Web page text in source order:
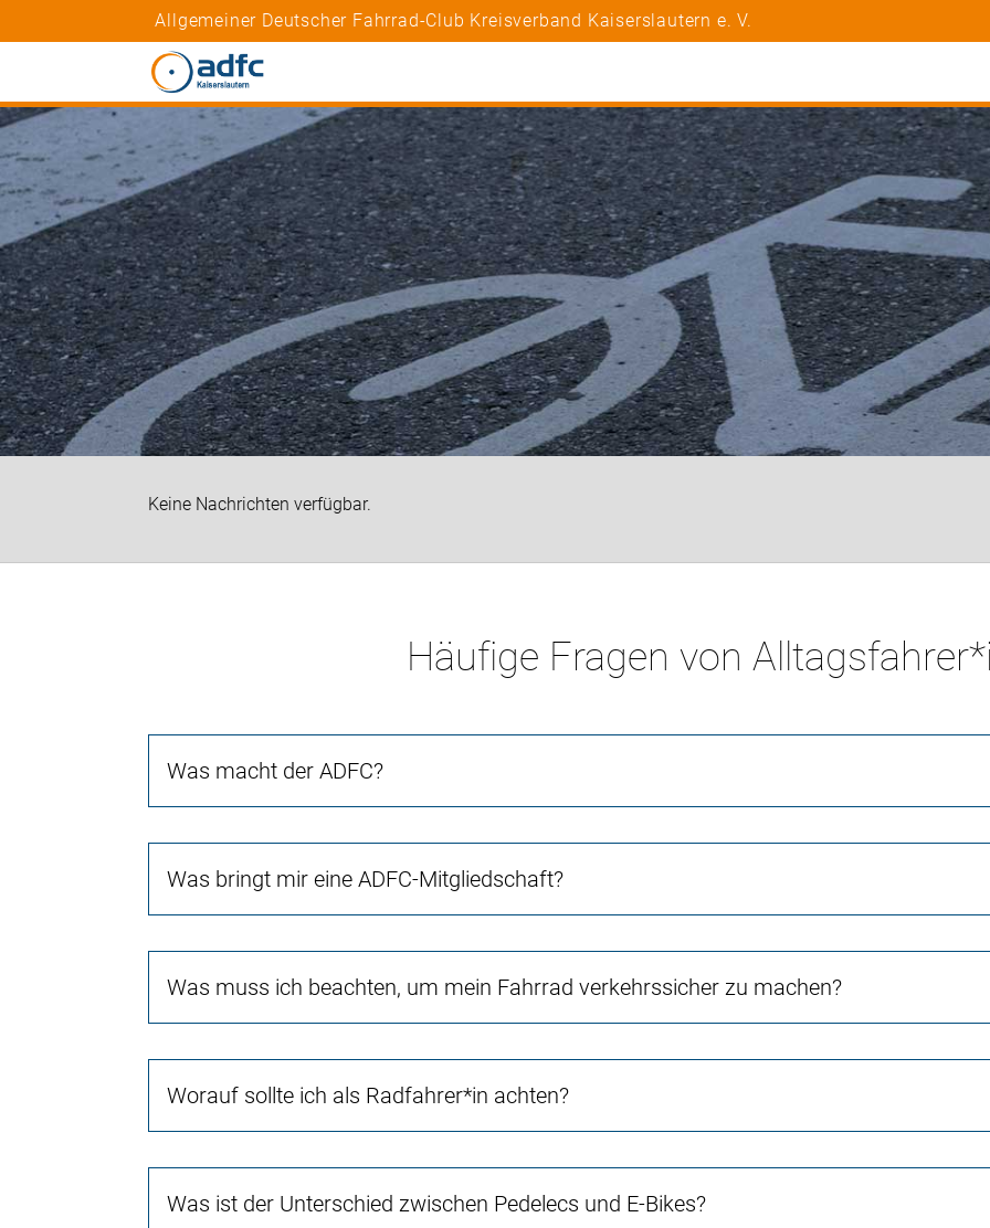
Allgemeiner Deutscher Fahrrad-Club Kreisverband Kaiserslautern e. V.
Keine Nachrichten verfügbar.
Häufige Fragen von
Was macht der ADFC?
Was bringt mir eine ADFC-Mitgliedschaft?
Was muss ich beachten, um mein Fahrrad verkehrssicher zu machen?
Worauf sollte ich als Radfahrer*in achten?
Was ist der Unterschied zwischen Pedelecs und E-Bikes?